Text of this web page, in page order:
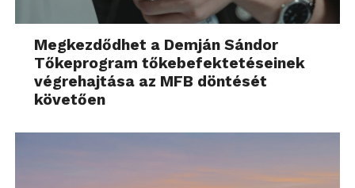
Megkezdődhet a Demján Sándor
Tőkeprogram tőkebefektetéseinek
végrehajtása az MFB döntését
követően